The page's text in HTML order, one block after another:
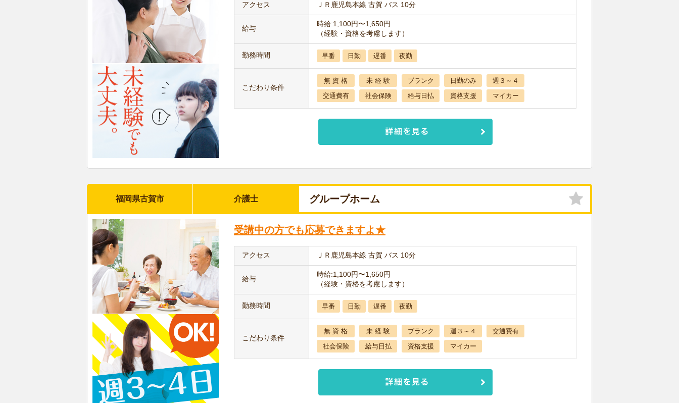
アクセス ＪＲ鹿児島本線 古賀 バス 10分
給与
時給:1,100円〜1,650円
（経験・資格を考慮します）
勤務時間 早番 日勤 遅番 夜勤
こだわり条件
無 資 格 未 経 験 ブランク 日勤のみ
週３～４
交通費有
社会保険 給与日払 資格支援 マイカー
福岡県古賀市 介護士 グループホーム
受講中の方でも応募できますよ★
アクセス ＪＲ鹿児島本線 古賀 バス 10分
給与
時給:1,100円〜1,650円
（経験・資格を考慮します）
勤務時間 早番 日勤 遅番 夜勤
こだわり条件
無 資 格 未 経 験 ブランク 週３～４
交通費有
社会保険
給与日払 資格支援 マイカー